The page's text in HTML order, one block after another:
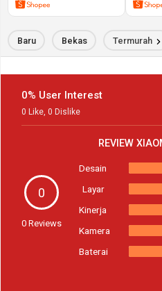
Baru Bekas Termurah
0% User Interest
0 Like 0 Dislike
REVIEW
0
0 Reviews
Desain
Layar
Kinerja
Kamera
Baterai